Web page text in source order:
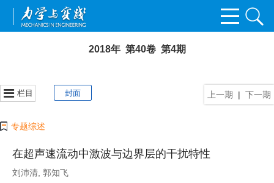
2018年 第40卷 第4期
上一期 | 下一期
栏目 封面
专题综述
在超声速流动中激波与边界层的干扰特性
刘沛清 郭知飞